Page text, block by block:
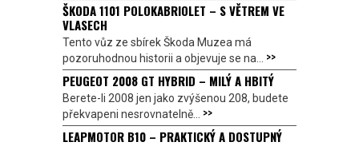
ŠKODA 1101 POLOKABRIOLET – S VĚTREM VE
VLASECH
Tento vůz ze sbírek Škoda Muzea má
pozoruhodnou historii a objevuje se na... >>
PEUGEOT 2008 GT HYBRID – MILÝ A HBITÝ
Berete-li 2008 jen jako zvýšenou 208, budete
překvapeni nesrovnatelně... >>
LEAPMOTOR B10 – PRAKTICKÝ A DOSTUPNÝ